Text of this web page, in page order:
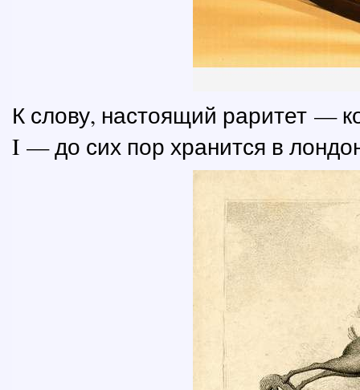
К слову, настоящий раритет —
I — до сих пор хранится в